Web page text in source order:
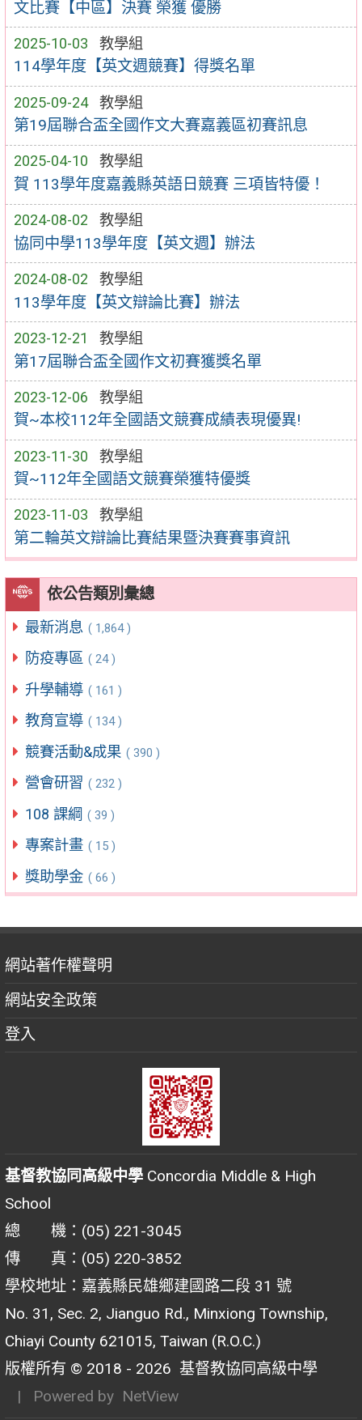
文比賽【中區】決賽 榮獲 優勝
2025-10-03 教學組
114學年度【英文週競賽】得獎名單
2025-09-24 教學組
第19屆聯合盃全國作文大賽嘉義區初賽訊息
2025-04-10 教學組
賀 113學年度嘉義縣英語日競賽 三項皆特優！
2024-08-02 教學組
協同中學113學年度【英文週】辦法
2024-08-02 教學組
113學年度【英文辯論比賽】辦法
2023-12-21 教學組
第17屆聯合盃全國作文初賽獲獎名單
2023-12-06 教學組
賀~本校112年全國語文競賽成績表現優異!
2023-11-30 教學組
賀~112年全國語文競賽榮獲特優獎
2023-11-03 教學組
第二輪英文辯論比賽結果暨決賽賽事資訊
依公告類別彙總
最新消息 ( 1,864 )
防疫專區 ( 24 )
升學輔導 ( 161 )
教育宣導 ( 134 )
競賽活動&成果 ( 390 )
營會研習 ( 232 )
108 課綱 ( 39 )
專案計畫 ( 15 )
獎助學金 ( 66 )
網站著作權聲明
網站安全政策
登入
基督教協同高級中學 Concordia Middle & High
School
總 機：(05) 221-3045
傳 真：(05) 220-3852
學校地址：嘉義縣民雄鄉建國路二段 31 號
No. 31, Sec. 2, Jianguo Rd., Minxiong Township,
Chiayi County 621015, Taiwan (R.O.C.)
版權所有 © 2018 - 2026 基督教協同高級中學
| Powered by NetView